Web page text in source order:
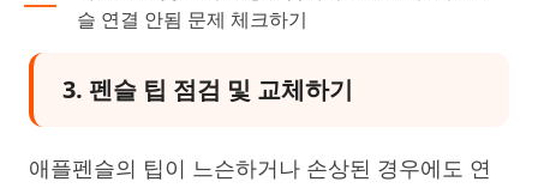
슬 연결 안됨 문제 체크하기
3. 펜슬 팁 점검 및 교체하기
애플펜슬의 팁이 느슨하거나 손상된 경우에도 연